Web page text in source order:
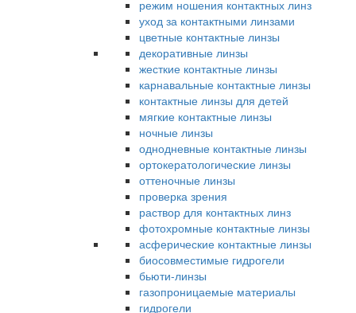
режим ношения контактных линз
уход за контактными линзами
цветные контактные линзы
декоративные линзы
жесткие контактные линзы
карнавальные контактные линзы
контактные линзы для детей
мягкие контактные линзы
ночные линзы
однодневные контактные линзы
ортокератологические линзы
оттеночные линзы
проверка зрения
раствор для контактных линз
фотохромные контактные линзы
асферические контактные линзы
биосовместимые гидрогели
бьюти-линзы
газопроницаемые материалы
гидрогели